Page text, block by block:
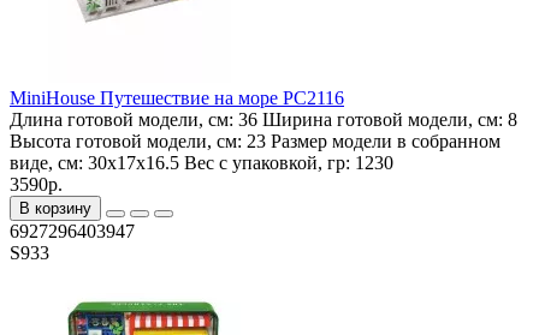
MiniHouse Путешествие на море PC2116
Длина готовой модели, см: 36 Ширина готовой модели, см: 8
Высота готовой модели, см: 23 Размер модели в собранном
виде, см: 30x17x16.5 Вес с упаковкой, гр: 1230
3590р.
В корзину
6927296403947
S933